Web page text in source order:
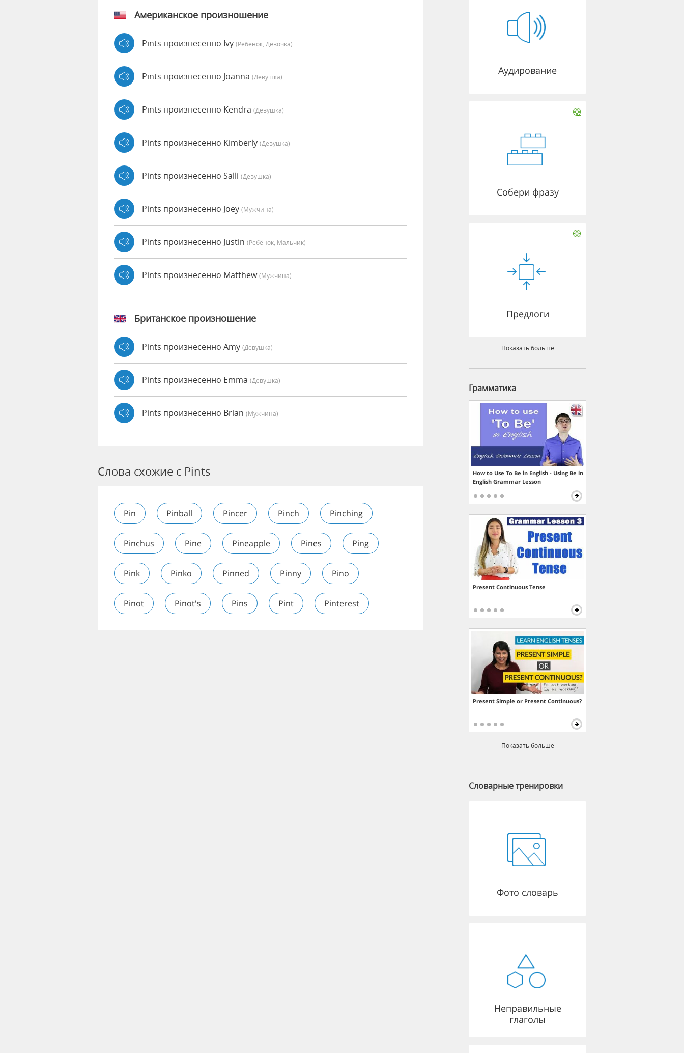
Американское произношение
Pints произнесенно Ivy (Ребёнок, Девочка)
Pints произнесенно Joanna (девушка)
Pints произнесенно Kendra (девушка)
Pints произнесенно Kimberly (девушка)
Pints произнесенно Salli (девушка)
Pints произнесенно Joey (мужчина)
Pints произнесенно Justin (Ребёнок, Мальчик)
Pints произнесенно Matthew(мужчина)
Британское произношение
Pints произнесенно Amy (девушка)
Pints произнесенно Emma (девушка)
Pints произнесенно Brian (мужчина)
Слова схожие с Pints
Pin Pinball Pincer Pinch Pinching
Pinchus Pine Pineapple Pines Ping
Pink Pinko Pinned Pinny Pino
Pinot Pinot's Pins Pint Pinterest
Аудирование
Собери фразу
Предлоги
Показать больше
Грамматика
How to Use To Be in English - Using Be in
English Grammar Lesson
Present Continuous Tense
Present Simple or Present Continuous?
Показать больше
Словарные тренировки
Фото словарь
Неправильные
глаголы